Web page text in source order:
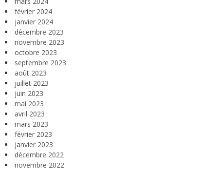
février 2024
janvier 2024
décembre 2023
novembre 2023
octobre 2023
septembre 2023
août 2023
juillet 2023
juin 2023
mai 2023
avril 2023
mars 2023
février 2023
janvier 2023
décembre 2022
novembre 2022